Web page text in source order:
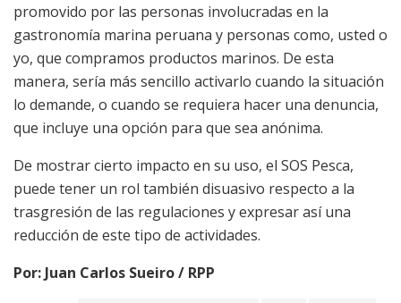
promovido por las personas involucradas en la
gastronomía marina peruana y personas como, usted o
yo, que compramos productos marinos. De esta
manera, sería más sencillo activarlo cuando la situación
lo demande, o cuando se requiera hacer una denuncia,
que incluye una opción para que sea anónima.
De mostrar cierto impacto en su uso, el SOS Pesca,
puede tener un rol también disuasivo respecto a la
trasgresión de las regulaciones y expresar así una
reducción de este tipo de actividades.
Por: Juan Carlos Sueiro / RPP